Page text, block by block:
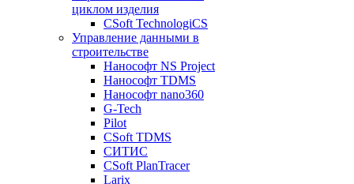
циклом изделия
CSoft TechnologiCS
Управление данными в
строительстве
Нанософт NS Project
Нанософт TDMS
Нанософт nano360
G-Tech
Pilot
CSoft TDMS
СИТИС
CSoft PlanTracer
Larix